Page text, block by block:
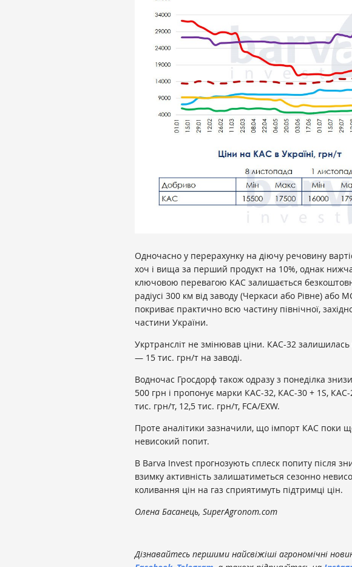
Одночасно у перерахунку на діючу речовину
хоч і вища за перший продукт на 10%, однак
ключовою перевагою КАС залишається
радіусі 300 км від заводу (Черкаси або Рівне) або
покриває практично всю частину північної,
частини України.
Укртрансліт не змінював ціни. КАС-32 залишилась
— 15 тис. грн/т на заводі.
Водночас Гросдорф також одразу з понеділка
500 грн і пропонує марки КАС-32, КАС-30 + 1S, КАС-
тис. грн/т, 12,5 тис. грн/т, FCA/EXW.
Проте аналітики зазначили, що імпорт КАС поки
невисокий попит.
В Barva Invest прогнозують сплеск попиту після
взимку активність залишатиметься сезонно
коливання цін на газ сприятимуть підтримці цін.
Олена Басанець, SuperAgronom.com
Дізнавайтесь першими найсвіжіші агрономічні